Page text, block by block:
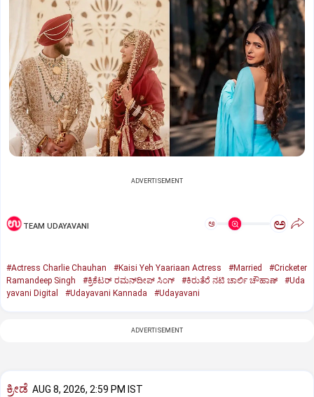
ADVERTISEMENT
TEAM UDAYAVANI ಅ ಅ
#Actress Charlie Chauhan #Kaisi Yeh Yaariaan Actress #Married
#Cricketer
Ramandeep Singh
#ಕ್ರಿಕೆಟರ್‌ ರಮನ್‌ದೀಪ್‌ ಸಿಂಗ್ #ಕಿರುತೆರೆ ನಟಿ ಚಾರ್ಲಿ ಚೌಹಾಣ್
#Uda
yavani Digital
#Udayavani Kannada #Udayavani
ADVERTISEMENT
ಕ್ರೀಡೆ AUG 8, 2026, 2:59 PM IST